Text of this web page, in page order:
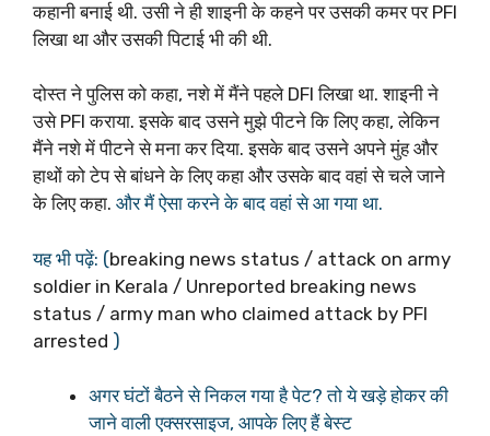
कहानी बनाई थी. उसी ने ही शाइनी के कहने पर उसकी कमर पर PFI
लिखा था और उसकी पिटाई भी की थी.
दोस्त ने पुलिस को कहा, नशे में मैंने पहले DFI लिखा था. शाइनी ने
उसे PFI कराया. इसके बाद उसने मुझे पीटने कि लिए कहा, लेकिन
मैंने नशे में पीटने से मना कर दिया. इसके बाद उसने अपने मुंह और
हाथों को टेप से बांधने के लिए कहा और उसके बाद वहां से चले जाने
के लिए कहा. और मैं ऐसा करने के बाद वहां से आ गया था.
यह भी पढ़ें: (breaking news status / attack on army
soldier in Kerala / Unreported breaking news
status / army man who claimed attack by PFI
arrested )
अगर घंटों बैठने से निकल गया है पेट? तो ये खड़े होकर की
जाने वाली एक्सरसाइज, आपके लिए हैं बेस्ट